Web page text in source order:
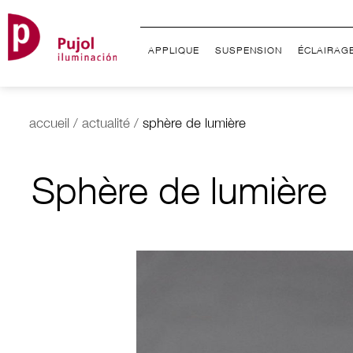
APPLIQUE SUSPENSION
accueil / actualité / sphère de lumière
Sphère de lumière